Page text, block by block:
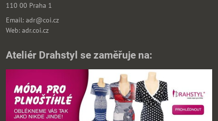
110 00 Praha 1
Email: adr@coi.cz
Web: adr.coi.cz
Ateliér Drahstyl se zaměřuje na: